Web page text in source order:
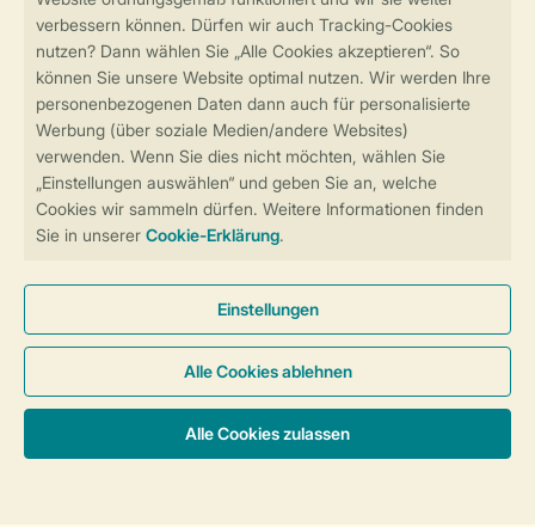
Sicherstellung Deiner Privatsphäre
Sicher und schnell zur Online-Buchung
Sichere Datenübertragung
Sicheres Bezahlen
Cookies und Banner
Barrierefreiheit
© 2026 Landal GreenParks GmbH